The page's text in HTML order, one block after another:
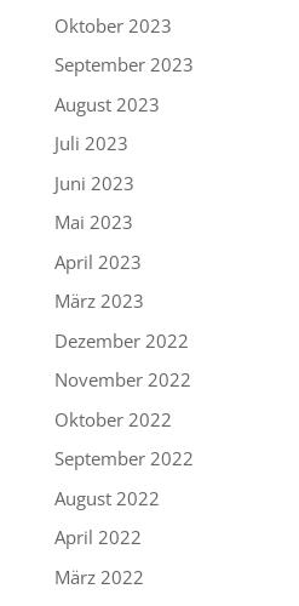
Oktober 2023
September 2023
August 2023
Juli 2023
Juni 2023
Mai 2023
April 2023
März 2023
Dezember 2022
November 2022
Oktober 2022
September 2022
August 2022
April 2022
März 2022